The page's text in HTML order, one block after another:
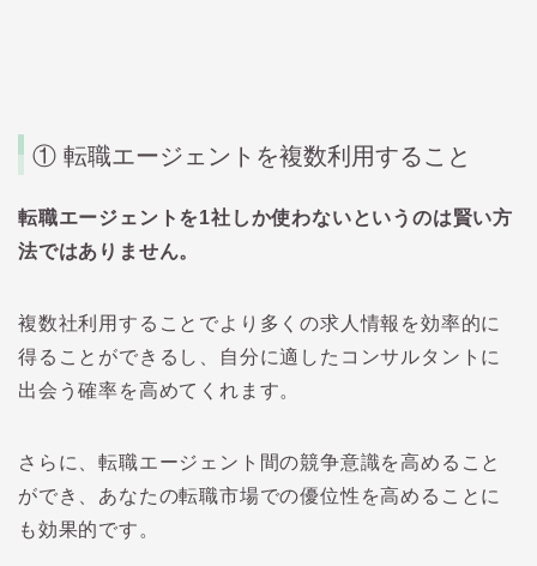
① 転職エージェントを複数利用すること
転職エージェントを1社しか使わないというのは賢い方
法ではありません。
複数社利用することでより多くの求人情報を効率的に
得ることができるし、自分に適したコンサルタントに
出会う確率を高めてくれます。
さらに、転職エージェント間の競争意識を高めること
ができ、あなたの転職市場での優位性を高めることに
も効果的です。